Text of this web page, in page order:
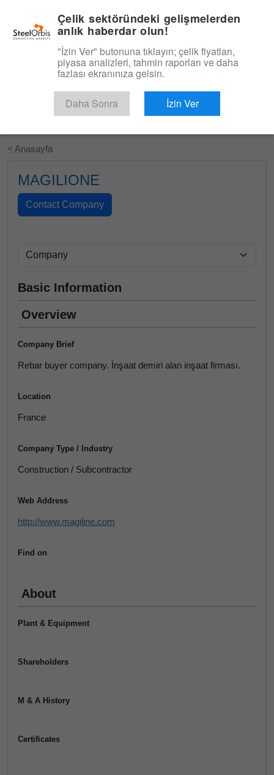
Ücretsiz Deneyin
< Anasayfa
MAGILIONE
Basic Information
Overview
Company Brief
Rebar buyer company. İnşaat demiri alan inşaat firması.
Location
France
Company Type / Industry
Construction / Subcontractor
Web Address
http://www.magiline.com
Find on
About
Plant & Equipment
Shareholders
M & A History
Certificates
Çelik sektöründeki gelişmelerden
anlık haberdar olun!
"İzin Ver" butonuna tıklayın; çelik fiyatları,
piyasa analizleri, tahmin raporları ve daha
fazlası ekranınıza gelsin.
Daha Sonra İzin Ver